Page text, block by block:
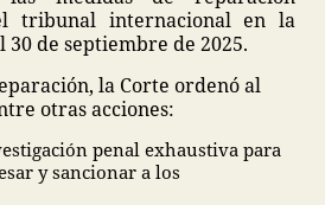
tribunal internacional en la
de septiembre de 2025.
la Corte ordenó al
otras acciones:
penal exhaustiva para
y sancionar a los